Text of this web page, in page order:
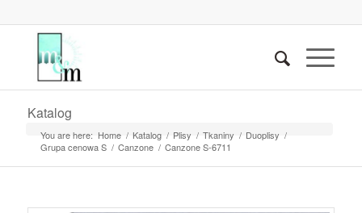
Katalog
You are here: Home / Katalog / Plisy / Tkaniny / Duoplisy /
Grupa cenowa S / Canzone / Canzone S-6711